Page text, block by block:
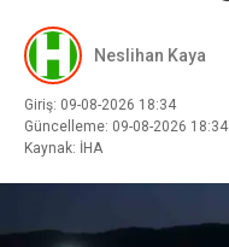
Neslihan Kaya
Giriş: 09-08-2026 18:34
Güncelleme: 09-08-2026 18:34
Kaynak: İHA